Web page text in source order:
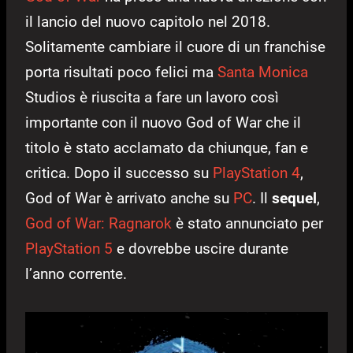
il lancio del nuovo capitolo nel 2018.
Solitamente cambiare il cuore di un franchise
porta risultati poco felici ma Santa Monica
Studios è riuscita a fare un lavoro così
importante con il nuovo God of War che il
titolo è stato acclamato da chiunque, fan e
critica. Dopo il successo su PlayStation 4,
God of War è arrivato anche su PC. Il sequel,
God of War: Ragnarok è stato annunciato per
PlayStation 5 e dovrebbe uscire durante
l’anno corrente.